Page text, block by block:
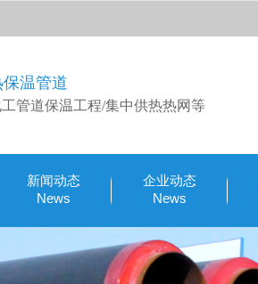
温管道
管道保温工程/集中供热热网等
新闻动态
News
企业动态
News